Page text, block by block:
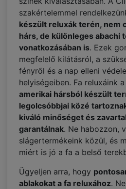
szakértelemmel
készült reluxák terén, nem
hárs, de különleges abachi
vonatkozásában is. Ezek
megfelelő kilátásról, a
fényről és a nap elleni
helyiségeiben. Fa reluxáink
amerikai hársból készült
legolcsóbbjai közé
kiváló minőséget és
garantálnak. Ne habozzon,
slágertermékeink közül, és
miért is jó a fa a belső
Ügyeljen arra, hogy
ablakokat a fa reluxához.